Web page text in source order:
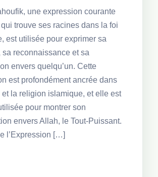
une expression courante
trouve ses racines dans la foi
est utilisée pour exprimer sa
sa reconnaissance et sa
envers quelqu’un. Cette
est profondément ancrée dans
et la religion islamique, et elle est
pour montrer son
envers Allah, le Tout-Puissant.
l’Expression […]